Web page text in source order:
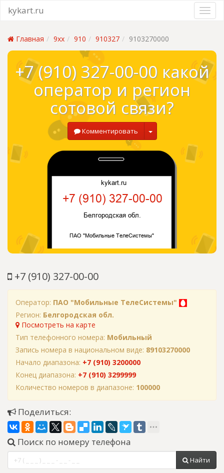
kykart.ru
Главная 9xx 910 910327 9103270000
+7 (910) 327-00-00 какой
оператор и регион
сотовой связи?
Комментировать
+7 (910) 327-00-00
Оператор: ПАО "Мобильные ТелеСистемы"
Регион: Белгородская обл.
Посмотреть на карте
Тип телефонного номера: Мобильный
Запись номера в национальном виде: 89103270000
Начало диапазона: +7 (910) 3200000
Конец диапазона: +7 (910) 3299999
Количество номеров в диапазоне: 100000
Поделиться:
Поиск по номеру телефона
Найти